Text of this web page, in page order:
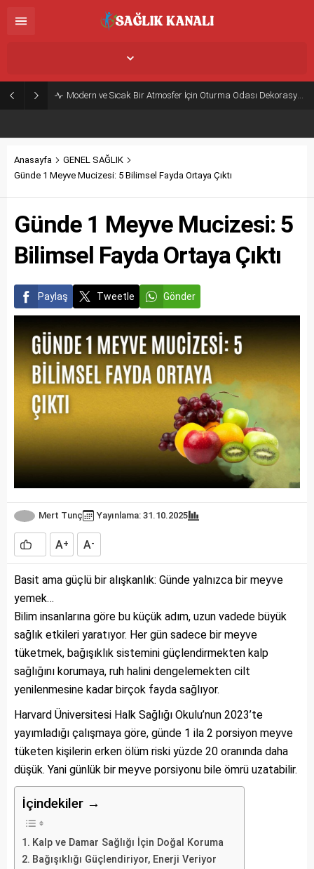
Modern ve Sıcak Bir Atmosfer İçin Oturma Odası Dekorasyon Önerileri
Anasayfa
GENEL SAĞLIK
Günde 1 Meyve Mucizesi: 5 Bilimsel Fayda Ortaya Çıktı
Günde 1 Meyve Mucizesi: 5
Bilimsel Fayda Ortaya Çıktı
Paylaş Tweetle Gönder
Mert Tunç Yayınlama: 31.10.2025
A+ A-
Basit ama güçlü bir alışkanlık: Günde yalnızca bir meyve
yemek…
Bilim insanlarına göre bu küçük adım, uzun vadede büyük
sağlık etkileri yaratıyor. Her gün sadece bir meyve
tüketmek, bağışıklık sistemini güçlendirmekten kalp
sağlığını korumaya, ruh halini dengelemekten cilt
yenilenmesine kadar birçok fayda sağlıyor.
Harvard Üniversitesi Halk Sağlığı Okulu’nun 2023’te
yayımladığı çalışmaya göre, günde 1 ila 2 porsiyon meyve
tüketen kişilerin erken ölüm riski yüzde 20 oranında daha
düşük. Yani günlük bir meyve porsiyonu bile ömrü uzatabilir.
İçindekiler →
Kalp ve Damar Sağlığı İçin Doğal Koruma
Bağışıklığı Güçlendiriyor, Enerji Veriyor